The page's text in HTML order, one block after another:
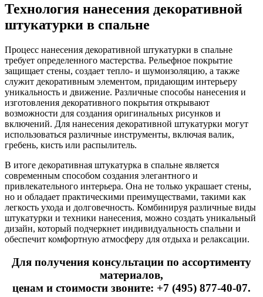
Технология нанесения декоративной
штукатурки в спальне
Процесс нанесения декоративной штукатурки в спальне
требует определенного мастерства. Рельефное покрытие
защищает стены, создает тепло- и шумоизоляцию, а также
служит декоративным элементом, придающим интерьеру
уникальность и движение. Различные способы нанесения и
изготовления декоративного покрытия открывают
возможности для создания оригинальных рисунков и
включений. Для нанесения декоративной штукатурки могут
использоваться различные инструменты, включая валик,
гребень, кисть или распылитель.
В итоге декоративная штукатурка в спальне является
современным способом создания элегантного и
привлекательного интерьера. Она не только украшает стены,
но и обладает практическими преимуществами, такими как
легкость ухода и долговечность. Комбинируя различные виды
штукатурки и техники нанесения, можно создать уникальный
дизайн, который подчеркнет индивидуальность спальни и
обеспечит комфортную атмосферу для отдыха и релаксации.
Для получения консультации по ассортименту
материалов,
ценам и стоимости звоните: +7 (495) 877-40-07.